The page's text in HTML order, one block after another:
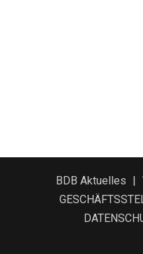
BDB Aktuelles